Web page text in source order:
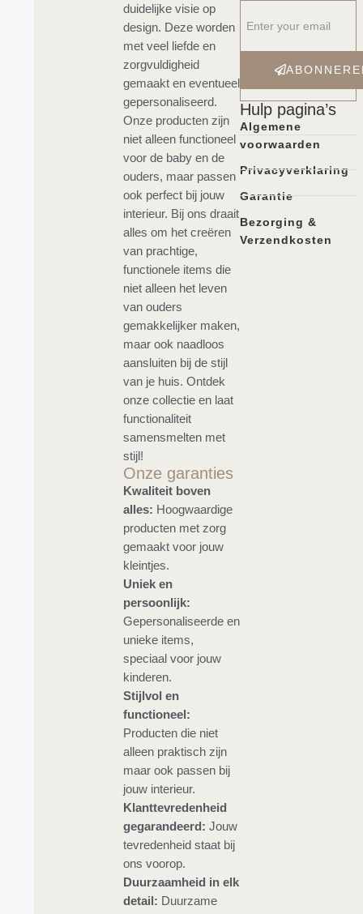
duidelijke visie op
design. Deze worden
met veel liefde en
zorgvuldigheid
gemaakt en eventueel
gepersonaliseerd.
Onze producten zijn
niet alleen functioneel
voor de baby en de
ouders, maar passen
ook perfect bij jouw
interieur. Bij ons draait
alles om het creëren
van prachtige,
functionele items die
niet alleen het leven
van ouders
gemakkelijker maken,
maar ook naadloos
aansluiten bij de stijl
van je huis. Ontdek
onze collectie en laat
functionaliteit
samensmelten met
stijl!
Onze garanties
Kwaliteit boven
alles: Hoogwaardige
producten met zorg
gemaakt voor jouw
kleintjes.
Uniek en
persoonlijk:
Gepersonaliseerde en
unieke items,
speciaal voor jouw
kinderen.
Stijlvol en
functioneel:
Producten die niet
alleen praktisch zijn
maar ook passen bij
jouw interieur.
Klanttevredenheid
gegarandeerd: Jouw
tevredenheid staat bij
ons voorop.
Duurzaamheid in elk
detail: Duurzame
Hulp pagina’s
Algemene
voorwaarden
Privacyverklaring
Garantie
Bezorging &
Verzendkosten